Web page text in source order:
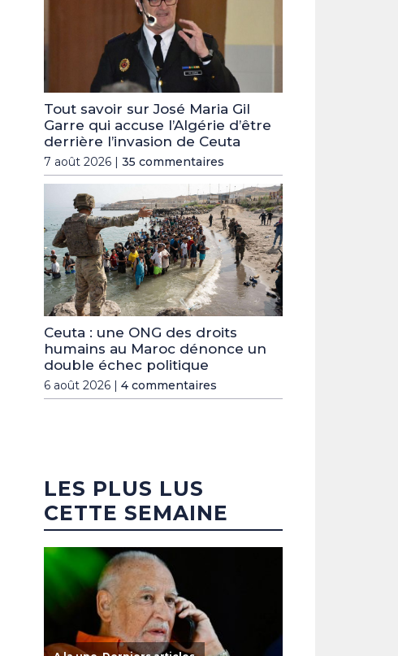
Tout savoir sur José Maria Gil
Garre qui accuse l’Algérie d’être
derrière l’invasion de Ceuta
7 août 2026 | 35 commentaires
Ceuta : une ONG des droits
humains au Maroc dénonce un
double échec politique
6 août 2026 | 4 commentaires
LES PLUS LUS
CETTE SEMAINE